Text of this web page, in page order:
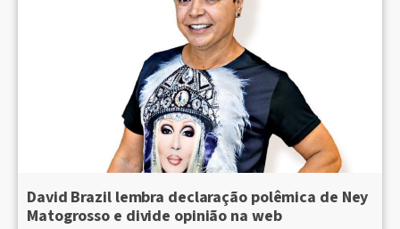
David Brazil lembra declaração polêmica de Ney
Matogrosso e divide opinião na web